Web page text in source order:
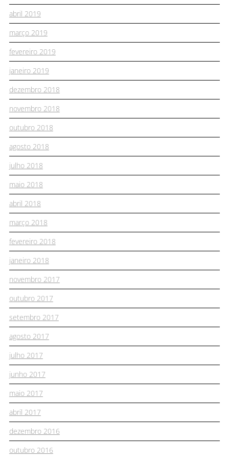
abril 2019
março 2019
fevereiro 2019
janeiro 2019
dezembro 2018
novembro 2018
outubro 2018
agosto 2018
julho 2018
maio 2018
abril 2018
março 2018
fevereiro 2018
janeiro 2018
novembro 2017
outubro 2017
setembro 2017
agosto 2017
julho 2017
junho 2017
maio 2017
abril 2017
dezembro 2016
outubro 2016